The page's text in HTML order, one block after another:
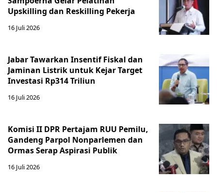
Upskilling dan Reskilling Pekerja
16 Juli 2026
Jabar Tawarkan Insentif Fiskal dan
Jaminan Listrik untuk Kejar Target
Investasi Rp314 Triliun
16 Juli 2026
Komisi II DPR Pertajam RUU Pemilu,
Gandeng Parpol Nonparlemen dan
Ormas Serap Aspirasi Publik
16 Juli 2026